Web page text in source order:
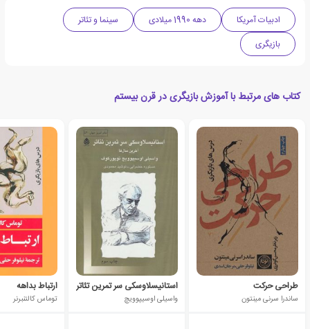
ادبیات آمریکا دهه 1990 میلادی
سینما و تئاتر
بازیگری
کتاب های مرتبط با آموزش بازیگری در قرن بیستم
طراحی حرکت
ساندرا سرنی مینتون
استانیسلاوسکی سر تمرین تئاتر
واسیلی اوسیپوویچ
ارتباط بداهه
توماس کالتنبرنر